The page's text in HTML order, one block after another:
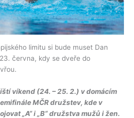
limitu si bude muset Dan
června, kdy se dveře do
víkend (24. – 25. 2.) v domácím
MČR družstev, kde v
„A“ i „B“ družstva mužů i žen.